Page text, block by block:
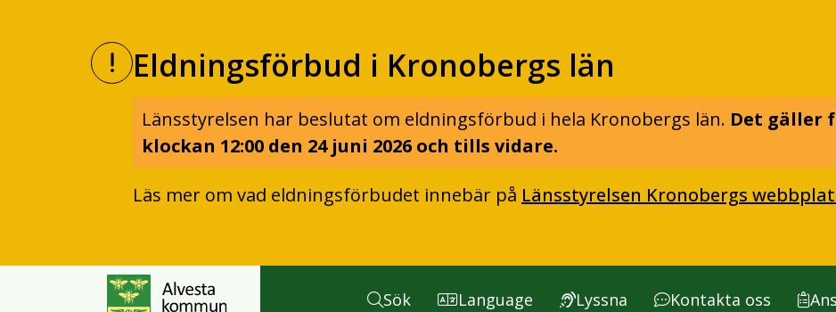
Eldningsförbud i Kronobergs län
Länsstyrelsen har beslutat om eldningsförbud i hela Kronobergs län. Det gäller
klockan 12:00 den 24 juni 2026 och tills vidare.
Läs mer om vad eldningsförbudet innebär på Länsstyrelsen Kronobergs
Sök Language Lyssna Kontakta oss